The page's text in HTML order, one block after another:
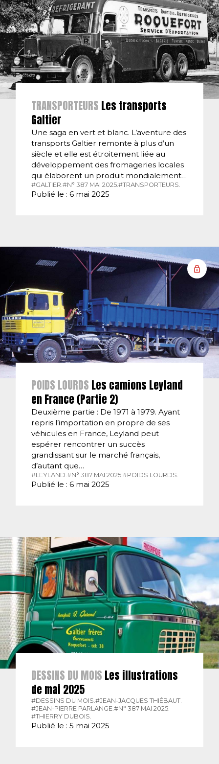
TRANSPORTEURS Les transports
Galtier
Une saga en vert et blanc. L’aventure des
transports Galtier remonte à plus d’un
siècle et elle est étroitement liée au
développement des fromageries locales
qui élaborent un produit mondialement…
#GALTIER.#N° 387 MAI 2025.#TRANSPORTEURS.
Publié le : 6 mai 2025
POIDS LOURDS Les camions Leyland
en France (Partie 2)
Deuxième partie : De 1971 à 1979. Ayant
repris l’importation en propre de ses
véhicules en France, Leyland peut
espérer rencontrer un succès
grandissant sur le marché français,
d’autant que…
#LEYLAND. #N° 387 MAI 2025. #POIDS LOURDS.
Publié le : 6 mai 2025
DESSINS DU MOIS Les illustrations
de mai 2025
#DESSINS DU MOIS. #JEAN-JACQUES THIÉBAUT.
#JEAN-PIERRE PARLANGE. #N° 387 MAI 2025.
#THIERRY DUBOIS.
Publié le : 5 mai 2025